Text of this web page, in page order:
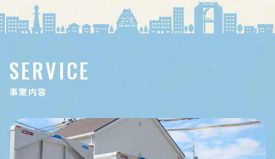
SERVICE
事業内容